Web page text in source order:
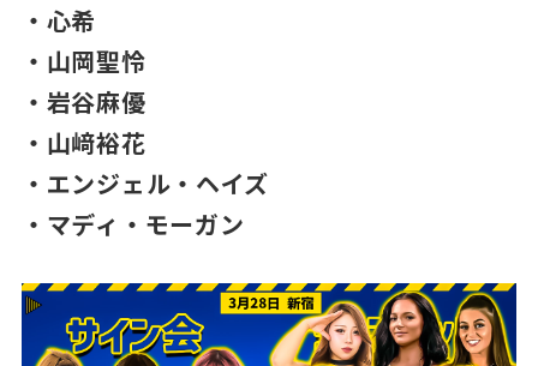
・心希
・山岡聖怜
・岩谷麻優
・山﨑裕花
・エンジェル・ヘイズ
・マディ・モーガン